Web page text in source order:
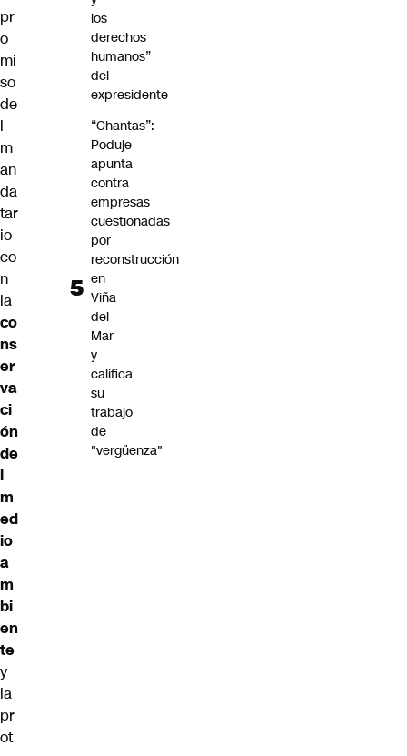
pr
o
mi
so
de
l
m
an
da
tar
io
co
n
la
co
ns
er
va
ci
ón
de
l
m
ed
io
a
m
bi
en
te
y
la
pr
ot
los
derechos
humanos”
del
expresidente
“Chantas”:
Poduje
apunta
contra
empresas
cuestionadas
por
reconstrucción
en
Viña
del
Mar
y
califica
su
trabajo
de
"vergüenza"